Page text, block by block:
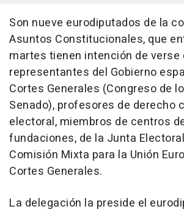
Son nueve eurodiputados de la
Asuntos Constitucionales, que
martes tienen intención de verse
representantes del Gobierno
Cortes Generales (Congreso de
Senado), profesores de derecho
electoral, miembros de centros
fundaciones, de la Junta
Comisión Mixta para la Unión
Cortes Generales.
La delegación la preside el